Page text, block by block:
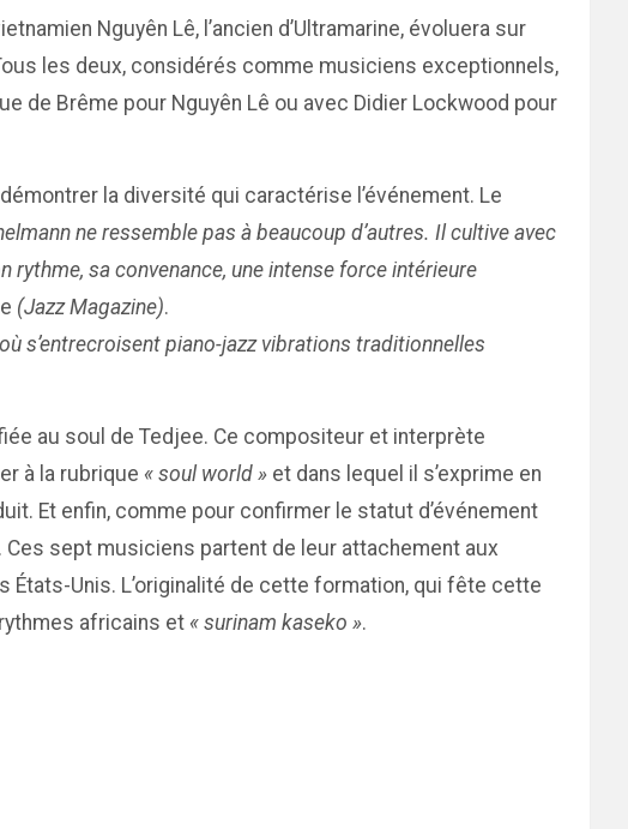
Nguyên Lê, l’ancien d’Ultramarine, évoluera sur
les deux, considérés comme musiciens exceptionnels,
de Brême pour Nguyên Lê ou avec Didier Lockwood pour
la diversité qui caractérise l’événement. Le
ne ressemble pas à beaucoup d’autres. Il cultive avec
sa convenance, une intense force intérieure
(Jazz Magazine).
s’entrecroisent piano-jazz vibrations traditionnelles
au soul de Tedjee. Ce compositeur et interprète
à la rubrique « soul world » et dans lequel il s’exprime en
Et enfin, comme pour confirmer le statut d’événement
Ces sept musiciens partent de leur attachement aux
Unis. L’originalité de cette formation, qui fête cette
africains et « surinam kaseko ».